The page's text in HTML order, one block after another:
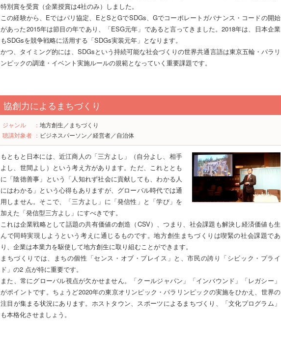
特別賞を受賞（企業授賞は4社のみ）しました。
この経験から、Eではパリ協定、EとSとGでSDGs、Gでコーポレートガバナンス・コードの開始
があった2015年は節目の年であり、「ESG元年」であると言ってきました。2018年は、日本企業
もSDGsを競争戦略に活用する「SDGs実装元年」となります。
かつ、タイミング的には、SDGsという持続可能な社会づくりの世界共通言語は東京五輪・パラリ
ンピックの調達・イベント実施ルールの規範となっていく重要課題です。
協創力によるまちづくり
ジャンル ： 地方創生／まちづくり
聴講対象者 ： ビジネスパーソン／経営者／自治体
もともと日本には、近江商人の「三方よし」（自分よし、相手
よし、世間よし）という考え方があります。ただ、これととも
に「陰徳善事」という「人知れず社会に貢献しても、わかる人
にはわかる」という心得もありますが、グローバル時代では通
用しません。そこで、「三方よし」に「発信性」と「学び」を
加えた「発信型三方よし」にすべきです。
これは企業戦略として話題の共有価値の創造（CSV）、つまり、社会課題も解決し経済価値も生
んで同時実現しようという考えに通じるものです。地方創生まちづくりは喫緊の社会課題であ
り、企業は本業力を駆使して地方創生に取り組むことができます。
まちづくりでは、まちの個性「センス・オブ・プレイス」と、市民の誇り「シビック・プライ
ド」の2 点が特に重要です。
また、常にグローバル視点が欠かせません。「クールジャパン」「インバウンド」「レガシー」
がポイントです。ちょうど2020年の東京オリンピック・パラリンピックの実施をひかえ、世界の
注目が集まる状況にあります。ホストタウン、スポーツによるまちづくり、「文化プログラム」
も本格化させましょう。